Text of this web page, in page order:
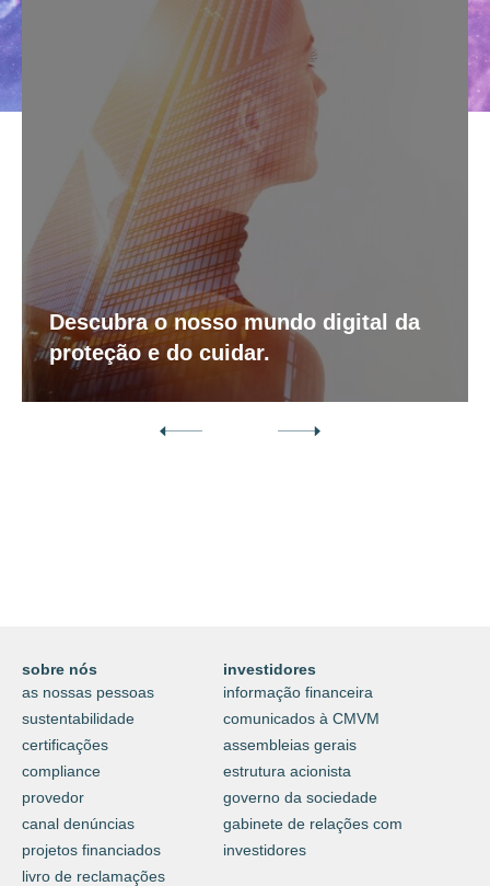
Descubra o nosso mundo digital da
proteção e do cuidar.
sobre nós
as nossas pessoas
sustentabilidade
certificações
compliance
provedor
canal denúncias
projetos financiados
livro de reclamações
investidores
informação financeira
comunicados à CMVM
assembleias gerais
estrutura acionista
governo da sociedade
gabinete de relações com
investidores